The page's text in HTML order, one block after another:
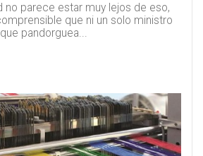
no parece estar muy lejos de eso,
que ni un solo ministro
pandorguea...